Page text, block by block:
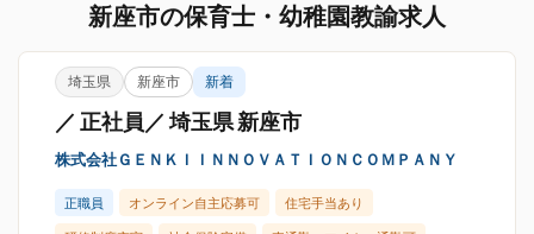
新座市の保育士・幼稚園教諭求人
埼玉県 新座市 新着
／ 正社員／ 埼玉県 新座市
株式会社ＧＥＮＫＩＩＮＮＯＶＡＴＩＯＮＣＯＭＰＡＮＹ
正職員 オンライン自主応募可 住宅手当あり